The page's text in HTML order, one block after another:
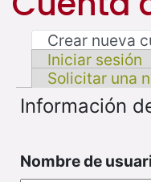
Crear nueva
Iniciar sesión
Solicitar una
Información
Nombre de